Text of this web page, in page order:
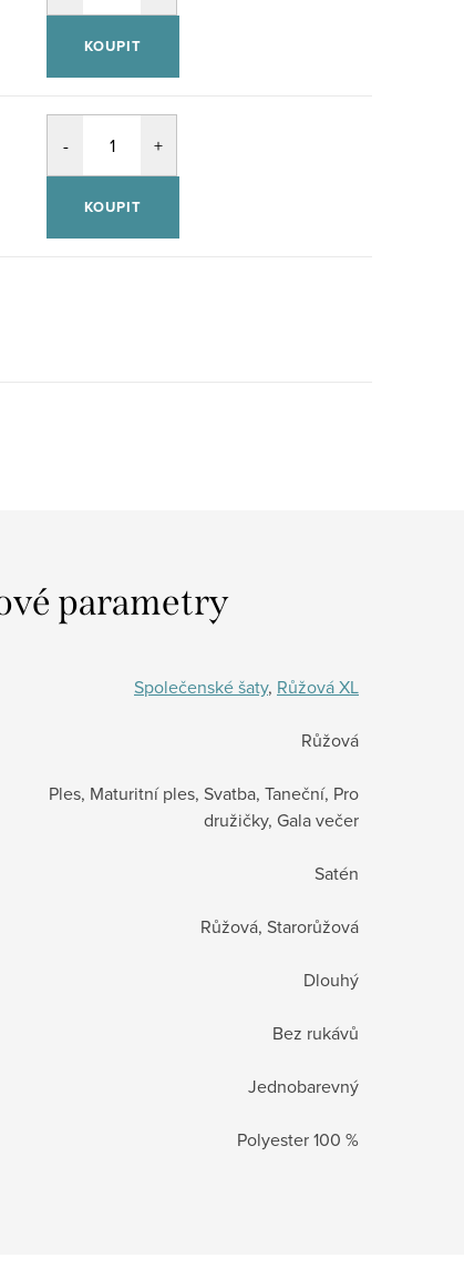
KOUPIT
KOUPIT
parametry
Společenské šaty, Růžová XL
Růžová
Ples, Maturitní ples, Svatba, Taneční, Pro
družičky, Gala večer
Satén
Růžová, Starorůžová
Dlouhý
Bez rukávů
Jednobarevný
Polyester 100 %